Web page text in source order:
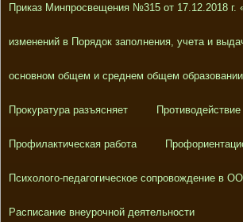
Приказ Минпросвещения №315 от 17.12.2018 г.
изменений в Порядок заполнения, учета и
основном общем и среднем общем образовании
Прокуратура разъясняет
Профилактическая работа
Психолого-педагогическое сопровождение в ОО
Расписание внеурочной деятельности